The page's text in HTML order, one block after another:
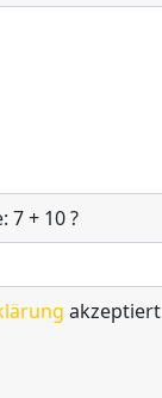
7 + 10 ?
akzeptiert